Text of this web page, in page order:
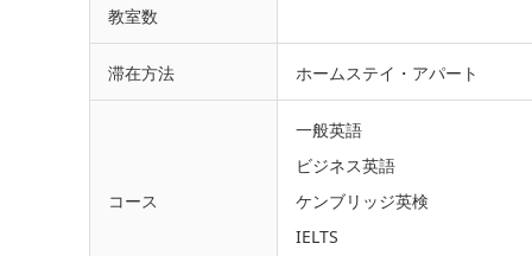
教室数
滞在方法 ホームステイ・アパート
コース
一般英語
ビジネス英語
ケンブリッジ英検
IELTS